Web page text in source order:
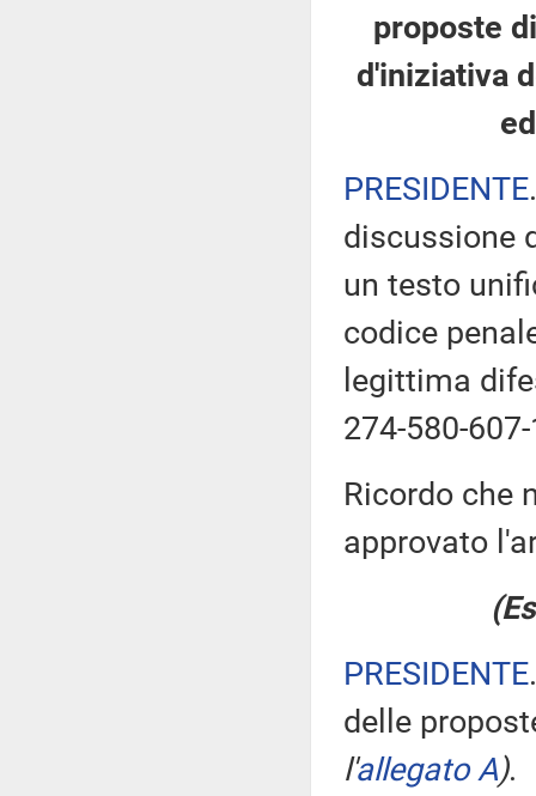
proposte
d'iniziativa
PRESIDENTE
discussione
un testo
codice
legittima
274-580-
Ricordo che
approvato
PRESIDENTE
delle
l'allegato A).